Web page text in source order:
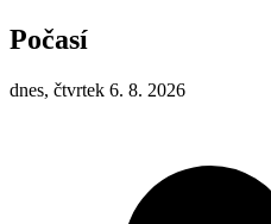
Počasí
dnes, čtvrtek 6. 8. 2026